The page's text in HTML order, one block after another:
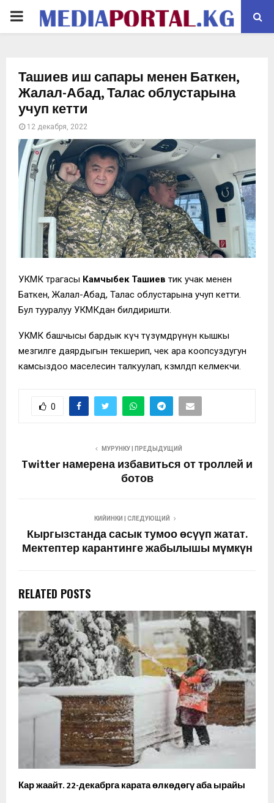
PRIMARY
Ташиев иш сапары менен Баткен,
Жалал-Абад, Талас облустарына
учуп кетти
12 декабря, 2022
УКМК төрагасы Камчыбек Ташиев тик учак менен
Баткен, Жалал-Абад, Талас облустарына учуп кетти.
Бул тууралуу УКМКдан билдиришти.
УКМК башчысы бардык күч түзүмдөрүнүн кышкы
мезгилге даярдыгын текшерип, чек ара коопсуздугун
камсыздоо маселесин талкуулап, көзөмөлдөп келмекчи.
0
МУРУНКУ | ПРЕДЫДУЩИЙ
Twitter намерена избавиться от троллей и
ботов
КИЙИНКИ | СЛЕДУЮЩИЙ
Кыргызстанда сасык тумоо өсүүп жатат.
Мектептер карантинге жабылышы мүмкүн
RELATED POSTS
Кар жаайт. 22-декабрга карата өлкөдөгү аба ырайы